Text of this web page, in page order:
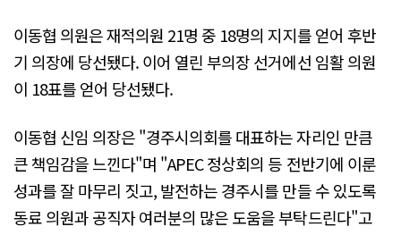
이동협 의원은 재적의원 21명 중 18명의 지지를 얻어 후반
기 의장에 당선됐다. 이어 열린 부의장 선거에선 임활 의원
이 18표를 얻어 당선됐다.
이동협 신임 의장은 "경주시의회를 대표하는 자리인 만큼
큰 책임감을 느낀다"며 "APEC 정상회의 등 전반기에 이룬
성과를 잘 마무리 짓고, 발전하는 경주시를 만들 수 있도록
동료 의원과 공직자 여러분의 많은 도움을 부탁드린다"고